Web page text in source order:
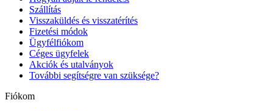
Szállítás
Visszaküldés és visszatérítés
Fizetési módok
Ügyfélfiókom
Céges ügyfelek
Akciók és utalványok
További segítségre van szüksége?
Fiókom